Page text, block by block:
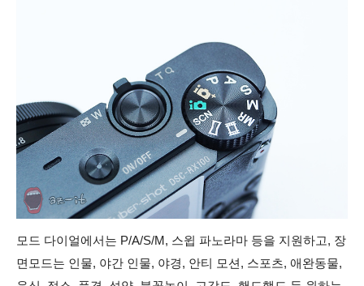
모드 다이얼에서는 P/A/S/M, 스윕 파노라마 등을 지원하고, 장
면모드는 인물, 야간 인물, 야경, 안티 모션, 스포츠, 애완동물,